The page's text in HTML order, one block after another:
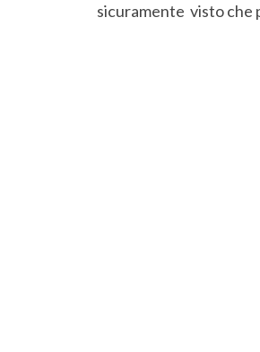
sicuramente visto che